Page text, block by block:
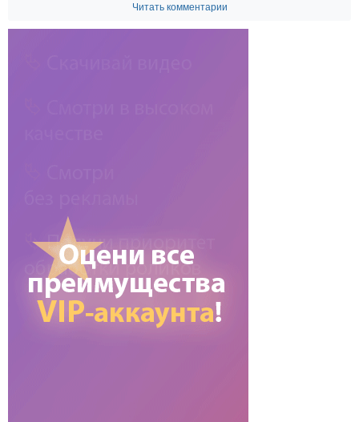
Читать комментарии